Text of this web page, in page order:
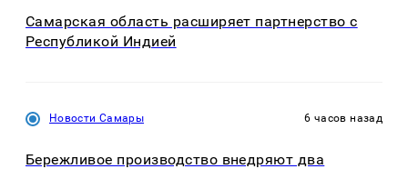
Самарская область расширяет партнерство с
Республикой Индией
Новости Самары 6 часов назад
Бережливое производство внедряют два